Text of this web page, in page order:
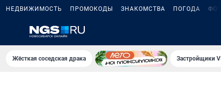
НЕДВИЖИМОСТЬ ПРОМОКОДЫ ЗНАКОМСТВА ПОГОДА
Жёсткая соседская драка Застройщики